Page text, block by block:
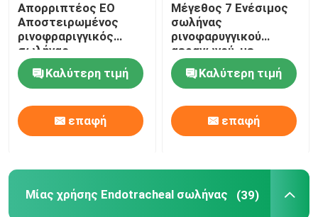
Απορριπτέος EO
Αποστειρωμένος
ρινοφραριγγικός
σωλήνας
αναπνευστικών οδών
Μέγεθος 7 Για
νεογέννητο βρέφος
Καλύτερη τιμή
επαφή
Μέγεθος 7 Ενέσιμος
σωλήνας
ρινοφαρυγγικού
αεραγωγού, με
υποστήριξη
προσαρμοσμένης
ODM
Καλύτερη τιμή
επαφή
Μίας χρήσης Endotracheal σωλήνας (39)